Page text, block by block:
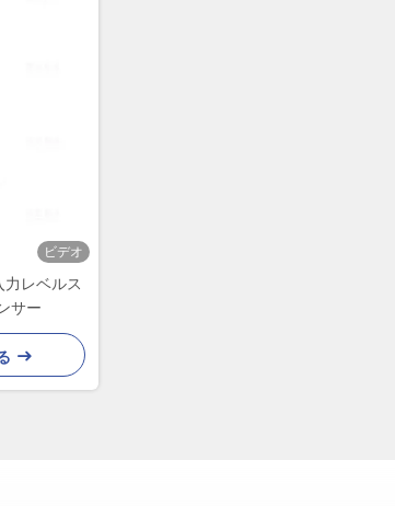
ビデオ
レベルス
サー